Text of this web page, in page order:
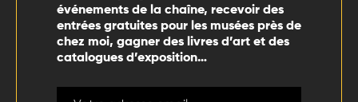
événements de la chaîne, recevoir des
entrées gratuites pour les musées près de
chez moi, gagner des livres d’art et des
catalogues d’exposition…